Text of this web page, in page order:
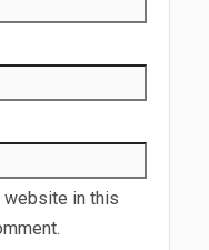
website in this